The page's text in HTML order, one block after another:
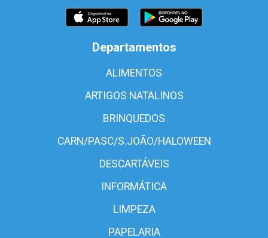
Departamentos
ALIMENTOS
ARTIGOS NATALINOS
BRINQUEDOS
CARN/PASC/S.JOÃO/HALOWEEN
DESCARTÁVEIS
INFORMÁTICA
LIMPEZA
PAPELARIA